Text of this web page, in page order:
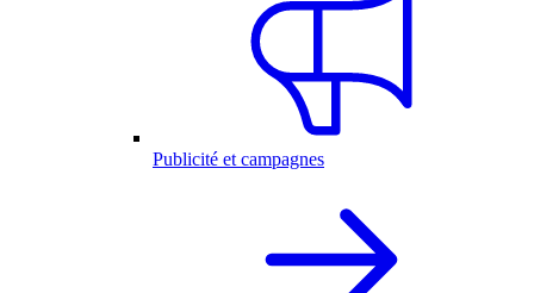
Publicité et campagnes